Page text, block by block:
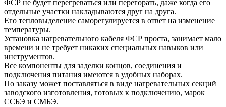
ФСР не будет перегреваться или перегорать, даже когда его
отдельные участки накладываются друг на друга.
Его тепловыделение саморегулируется в ответ на изменение
температуры.
Установка нагревательного кабеля ФСР проста, занимает мало
времени и не требует никаких специальных навыков или
инструментов.
Все компоненты для заделки концов, соединения и
подключения питания имеются в удобных наборах.
По заказу может поставляться в виде нагревательных секций
заводского изготовления, готовых к подключению, марок
ССБЭ и СМБЭ.